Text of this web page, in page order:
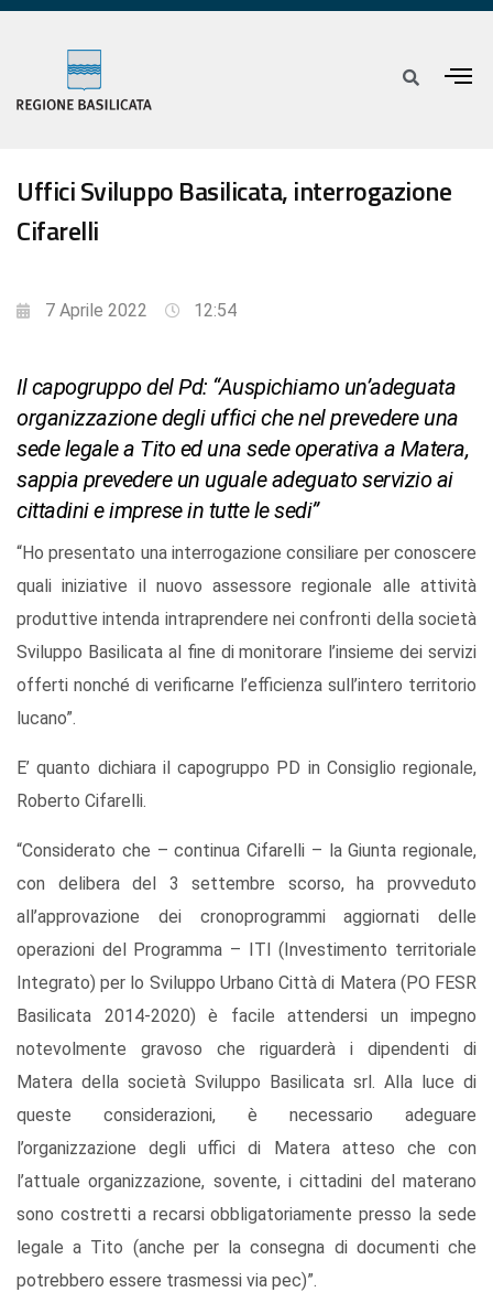
Uffici Sviluppo Basilicata, interrogazione
Cifarelli
7 Aprile 2022 12:54
Il capogruppo del Pd: “Auspichiamo un’adeguata
organizzazione degli uffici che nel prevedere una
sede legale a Tito ed una sede operativa a Matera,
sappia prevedere un uguale adeguato servizio ai
cittadini e imprese in tutte le sedi”
“Ho presentato una interrogazione consiliare per conoscere
quali iniziative il nuovo assessore regionale alle attività
produttive intenda intraprendere nei confronti della società
Sviluppo Basilicata al fine di monitorare l’insieme dei servizi
offerti nonché di verificarne l’efficienza sull’intero territorio
lucano”.
E’ quanto dichiara il capogruppo PD in Consiglio regionale,
Roberto Cifarelli.
“Considerato che – continua Cifarelli – la Giunta regionale,
con delibera del 3 settembre scorso, ha provveduto
all’approvazione dei cronoprogrammi aggiornati delle
operazioni del Programma – ITI (Investimento territoriale
Integrato) per lo Sviluppo Urbano Città di Matera (PO FESR
Basilicata 2014-2020) è facile attendersi un impegno
notevolmente gravoso che riguarderà i dipendenti di
Matera della società Sviluppo Basilicata srl. Alla luce di
queste considerazioni, è necessario adeguare
l’organizzazione degli uffici di Matera atteso che con
l’attuale organizzazione, sovente, i cittadini del materano
sono costretti a recarsi obbligatoriamente presso la sede
legale a Tito (anche per la consegna di documenti che
potrebbero essere trasmessi via pec)”.